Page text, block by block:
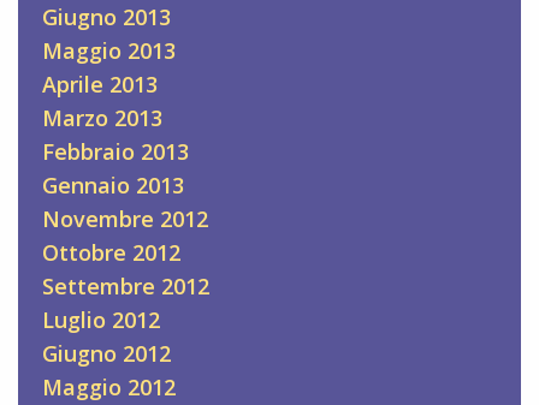
Giugno 2013
Maggio 2013
Aprile 2013
Marzo 2013
Febbraio 2013
Gennaio 2013
Novembre 2012
Ottobre 2012
Settembre 2012
Luglio 2012
Giugno 2012
Maggio 2012